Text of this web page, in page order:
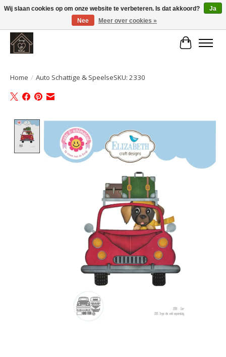
Large selection of products and fast shipping!
Home / Auto Schattige & SpeelseSKU: 2330
Product image slideshow Items
Wij slaan cookies op om onze website te verbeteren. Is dat akkoord?
Ja
Nee
Meer over cookies »